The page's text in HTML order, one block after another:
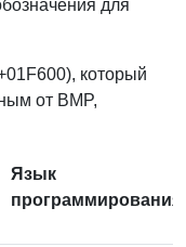
для
который
от BMP,
Язык
программирования